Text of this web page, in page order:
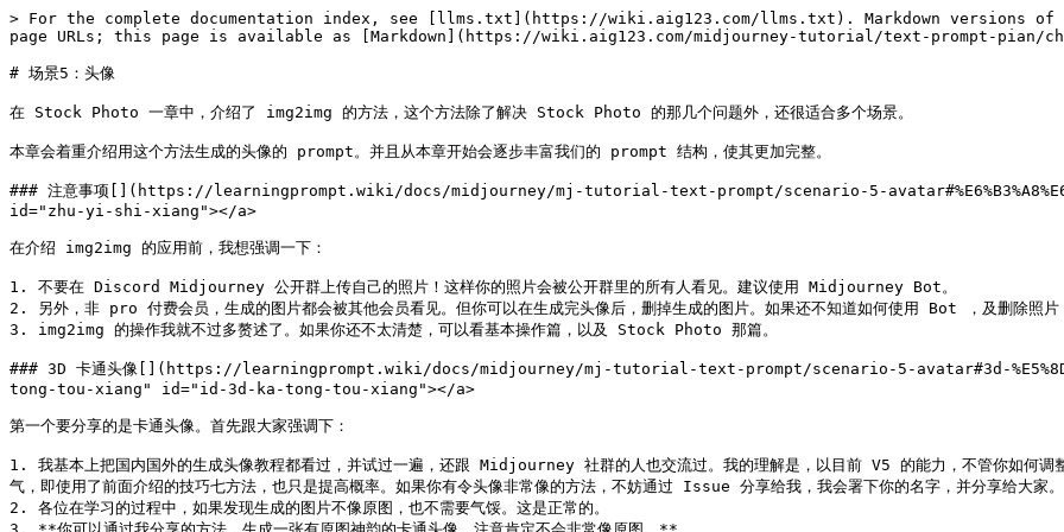
> For the complete documentation index, see [llms.txt](https://wiki.aig123.com/llms.txt). Markdown versions of documentation pages are available by appending `.md` to page URLs; this page is available as [Markdown](https://wiki.aig123.com/midjourney-tutorial/text-prompt-pian/chang-jing-5-tou-xiang.md).

# 场景5：头像

在 Stock Photo 一章中，介绍了 img2img 的方法，这个方法除了解决 Stock Photo 的那几个问题外，还很适合多个场景。

本章会着重介绍用这个方法生成的头像的 prompt。并且从本章开始会逐步丰富我们的 prompt 结构，使其更加完整。

### 注意事项[​](https://learningprompt.wiki/docs/midjourney/mj-tutorial-text-prompt/scenario-5-avatar#%E6%B3%A8%E6%84%8F%E4%BA%8B%E9%A1%B9) <a href="#zhu-yi-shi-xiang" id="zhu-yi-shi-xiang"></a>

在介绍 img2img 的应用前，我想强调一下：

1. 不要在 Discord Midjourney 公开群上传自己的照片！这样你的照片会被公开群里的所有人看见。建议使用 Midjourney Bot。
2. 另外，非 pro 付费会员，生成的图片都会被其他会员看见。但你可以在生成完头像后，删掉生成的图片。如果还不知道如何使用 Bot ，及删除照片，请看基本操作篇。
3. img2img 的操作我就不过多赘述了。如果你还不太清楚，可以看基本操作篇，以及 Stock Photo 那篇。

### 3D 卡通头像[​](https://learningprompt.wiki/docs/midjourney/mj-tutorial-text-prompt/scenario-5-avatar#3d-%E5%8D%A1%E9%80%9A%E5%A4%B4%E5%83%8F) <a href="#id-3d-ka-tong-tou-xiang" id="id-3d-ka-tong-tou-xiang"></a>

第一个要分享的是卡通头像。首先跟大家强调下：

1. 我基本上把国内国外的生成头像教程都看过，并试过一遍，还跟 Midjourney 社群的人也交流过。我的理解是，以目前 V5 的能力，不管你如何调整 prompt ，想用 img2img 方法生成一张非常像原图的图片，基本靠运气，即使用了前面介绍的技巧七方法，也只是提高概率。如果你有令头像非常像的方法，不妨通过 Issue 分享给我，我会署下你的名字，并分享给大家。
2. 各位在学习的过程中，如果发现生成的图片不像原图，也不需要气馁。这是正常的。
3. **你可以通过我分享的方法，生成一张有原图神韵的卡通头像。注意肯定不会非常像原图。**

在 prompt 里加上原图链接（建议使用证件照，或者背景比较单一的照片，这样成功率会高一些），然后用我前面提到的框架设计一个 prompt：

|         | **Prompt**                           | **解释**                                                                                                                          |
| ------- | ------------------------------------ | ------------------------------------------------------------------------------------------------------------------------------- |
| 类型是什么？  | Portraits / Avatar                   | 如果你的原图是证件照，可以在 prompt 里加入「肖像」一词，或者「Avatar 头像」。                                                                                  |
| 主体是什么？  | smiling cute boy, undercut hairstyle | 这里可以是选填，你可以先不加这个描述，只填其余 prompt，然后如果生成的图片不像你。那你就在这里加点描述下你的头像的词，一般就是性别、样貌、发型、配饰（比如眼镜、耳环等）、表情等。注意，尽量挑特征比较强的部分输入，特征对了，生成的图片基本会有几份像。 |
| 背景是什么？  | white background                     | 我这里保留了证件照的白底，你可以加一些实际场景的背景，比如餐厅之类的。                                                                                             |
| 构图是怎样的？ | null                                 | 因为我们预先传了图片，图片是张证件照，所以不填                                                                                                         |
| 用什么镜头？  | soft focus                           | 柔焦是指摄影中，使用柔焦镜头，使得拍摄的影像既清晰又柔和的效果。一般多在拍摄人像的时候使用，我在 prompt 里加上这个，可以使照片更柔和。你也可以不加。                                                  |
| 是什么风格？  | 3d render,Pixar style                | 因为目标是生成 3d 照片，所以这里加了 3d render（3d 渲染），以及我喜欢的皮克斯风格                                                                               |
| 参数      | —iw 2                                | iw 是一个文字和 img 权重参数。数值越大，就越像原图，关于这个值的介绍，可以看高级参数篇。                                                                                |

最后，还有三个技巧：

1. 如果你生成的照片并不像预设的照片，可以在四张图里，挑一张比较像的，然后点 V（Variation），让模型继续生成，再继续挑一张像一点的照片，然后继续生成新照片，直到出现一张比较像的。
2. 第二个，我觉得很神奇，如果前两个方法你都试过了，你生成的图片还是跟原图不像，那就在 prompt 里加上「wear glasses（戴眼镜）」，真的很神奇，我只要加上戴眼镜就像非常多，如果你原图戴眼镜了，你试试在参数里加个 —no glasses，你会得到一张更不像你的图。
3. 最后，就是多用一个参数，这个方法会在技巧八中展开说下。

本章最后，有我的证件照的案例。

### 技巧七：多参数同时使用[​](https://learningprompt.wiki/docs/midjourney/mj-tutorial-text-prompt/scenario-5-avatar#%E6%8A%80%E5%B7%A7%E4%B8%83%E5%A4%9A%E5%8F%82%E6%95%B0%E5%90%8C%E6%97%B6%E4%BD%BF%E7%94%A8) <a href="#ji-qiao-qi-duo-can-shu-tong-shi-shi-yong" id="ji-qiao-qi-duo-can-shu-tong-shi-shi-yong"></a>

在使用 img2img 的方法生成头像时，我发现问题是「文字权重比图片权重高」，导致其生成的图片不像原图，iw 参数在 V5 里最多提升图片权重到 2，所以我就在想有没有可能进一步降低文字的权重。

然后我就试了下 s 参数，发现的确好了很多。

如果生成的图片还是不像，你可以在 —iw 2 基础上，再加一个参数 —s 200 ，注意同时用两个参数时，中间不要有逗号。我发现加了 s 参数之后的确像了很多，我个人猜测是 s 和 iw 连用会进步一削弱 text 的权重。

s 是控制生成图片的风格化程度。简单理解，这个值越低会更符合 text prompt 的描述，数值越高艺术性就会越强，但跟 text prompt 关联性就会比较弱。所以如果你生成的图还是不像，就加大这个值，比如调到 500。

我想通过这个案例告诉大家，多个参数一起使用，有可能会形成合力，进一步放大模型的能力。未来有新的参数能力，不妨也想想有没有可能一起用？

### 动漫风头像[​](https://learningprompt.wiki/docs/midjourney/mj-tutorial-text-prompt/scenario-5-avatar#%E5%8A%A8%E6%BC%AB%E9%A3%8E%E5%A4%B4%E5%83%8F) <a href="#dong-man-feng-tou-xiang" id="dong-man-feng-tou-xiang"></a>

与 3D 卡通头像一样，主要的修改是在图片风格上：

|         | **Prompt**                           | **解释**                                 |
| ------- | ------------------------------------ | -------------------------------------- |
| 类型是什么？  | Portraits / Avatar                   | 继续使用相同描述                               |
| 主体是什么？  | smiling cute boy, undercut hairstyle | 继续使用相同描述                               |
| 背景是什么？  | white background                     | 继续使用相同描述                               |
| 构图是怎样的？ | null                                 | 继续使用相同描述                               |
| 用什么镜头？  | null                                 | 因为是漫画风，就不加柔光镜头了                        |
| 是什么风格？  | anime, Studio Ghibli                 | 目标是制作动漫风的头像，所以这里加了 anime（动漫），然后加了吉卜力风格 |
| 参数      | —iw 2 —s 500                         | 注意同时用两个参数时，中间不要有逗号。                    |

### 赛博朋克头像[​](https://learningprompt.wiki/docs/midjourney/mj-tutorial-text-prompt/scenario-5-avatar#%E8%B5%9B%E5%8D%9A%E6%9C%8B%E5%85%8B%E5%A4%B4%E5%83%8F) <a href="#sai-bo-peng-ke-tou-xiang" id="sai-bo-peng-ke-tou-xiang"></a>

这是我最喜欢的风格之一，也是只需要改一下风格和背景即可：

|        | **Prompt**                                                                   | **解释**                                 |
| ------ | ---------------------------------------------------------------------------- | -------------------------------------- |
| 主体是什么？ | cyberpunk robot face, holographic VR glasses, holographic cyberpunk clothing | 加了脸的修饰，还有戴上 VR 眼镜，穿上赛博朋克风衣服            |
| 背景是什么？ | neon-lit cityscape background                                                | 为了让图片更像是赛博朋克，就加了个霓虹灯城市背景，让其看起来更有赛博那味   |
| 是什么风格？ | Cyberpunk, by Josan Gonzalez                                                 | 加了赛博朋克风格，以及我非常喜欢的赛博朋克画家 Josan Gonzalez |

上面这几个头像 prompt 最后生成的头像是这样的，坦率地说，我已经尽力了，我的个人特征太少了，人也不帅，生成的图片，都有种东南亚人那味，感觉 Midjourney 对亚洲人的理解还不是很行 😂

![MJ039.png](https://res.craft.do/user/full/d845172f-becd-4255-bf79-d722098b2d83/doc/15EA26B6-9B49-4076-B8D8-DFE53ABD52C8/392E8E8F-9EC2-4FEF-A9D2-47A37CB7A2E7_2/Kh7zcR5YMpWMyLKYZG2fig3RYkU6u5ApKfcRJzSBaB8z/MJ039.png)

### 技巧八：使用 Seed 参数对图进行二次修改[​](https://learningprompt.wiki/docs/midjourney/mj-tutorial-text-prompt/scenario-5-avatar#%E6%8A%80%E5%B7%A7%E5%85%AB%E4%BD%BF%E7%94%A8-seed-%E5%8F%82%E6%95%B0%E5%AF%B9%E5%9B%BE%E8%BF%9B%E8%A1%8C%E4%BA%8C%E6%AC%A1%E4%BF%AE%E6%94%B9) <a href="#ji-qiao-ba-shi-yong-seed-can-shu-dui-tu-jin-hang-er-ci-xiu-gai" id="ji-qiao-ba-shi-yong-seed-can-shu-dui-tu-jin-hang-er-ci-xiu-gai"></